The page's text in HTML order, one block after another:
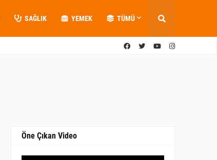
SAĞLIK YEMEK TÜMÜ
Öne Çıkan Video